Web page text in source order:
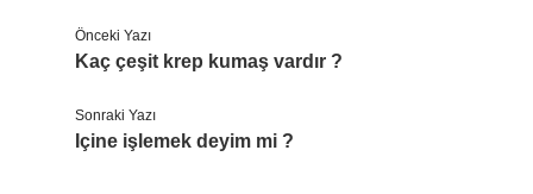
Önceki Yazı
Kaç çeşit krep kumaş vardır ?
Sonraki Yazı
Içine işlemek deyim mi ?